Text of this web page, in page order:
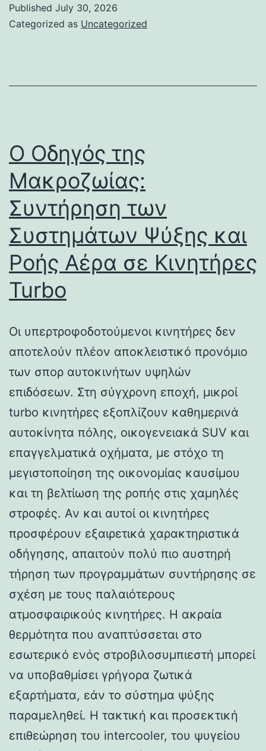
Published July 30, 2026
Categorized as Uncategorized
Ο Οδηγός της
Μακροζωίας:
Συντήρηση των
Συστημάτων Ψύξης και
Ροής Αέρα σε Κινητήρες
Turbo
Οι υπερτροφοδοτούμενοι κινητήρες δεν
αποτελούν πλέον αποκλειστικό προνόμιο
των σπορ αυτοκινήτων υψηλών
επιδόσεων. Στη σύγχρονη εποχή, μικροί
turbo κινητήρες εξοπλίζουν καθημερινά
αυτοκίνητα πόλης, οικογενειακά SUV και
επαγγελματικά οχήματα, με στόχο τη
μεγιστοποίηση της οικονομίας καυσίμου
και τη βελτίωση της ροπής στις χαμηλές
στροφές. Αν και αυτοί οι κινητήρες
προσφέρουν εξαιρετικά χαρακτηριστικά
οδήγησης, απαιτούν πολύ πιο αυστηρή
τήρηση των προγραμμάτων συντήρησης σε
σχέση με τους παλαιότερους
ατμοσφαιρικούς κινητήρες. Η ακραία
θερμότητα που αναπτύσσεται στο
εσωτερικό ενός στροβιλοσυμπιεστή μπορεί
να υποβαθμίσει γρήγορα ζωτικά
εξαρτήματα, εάν το σύστημα ψύξης
παραμεληθεί. Η τακτική και προσεκτική
επιθεώρηση του intercooler, του ψυγείου